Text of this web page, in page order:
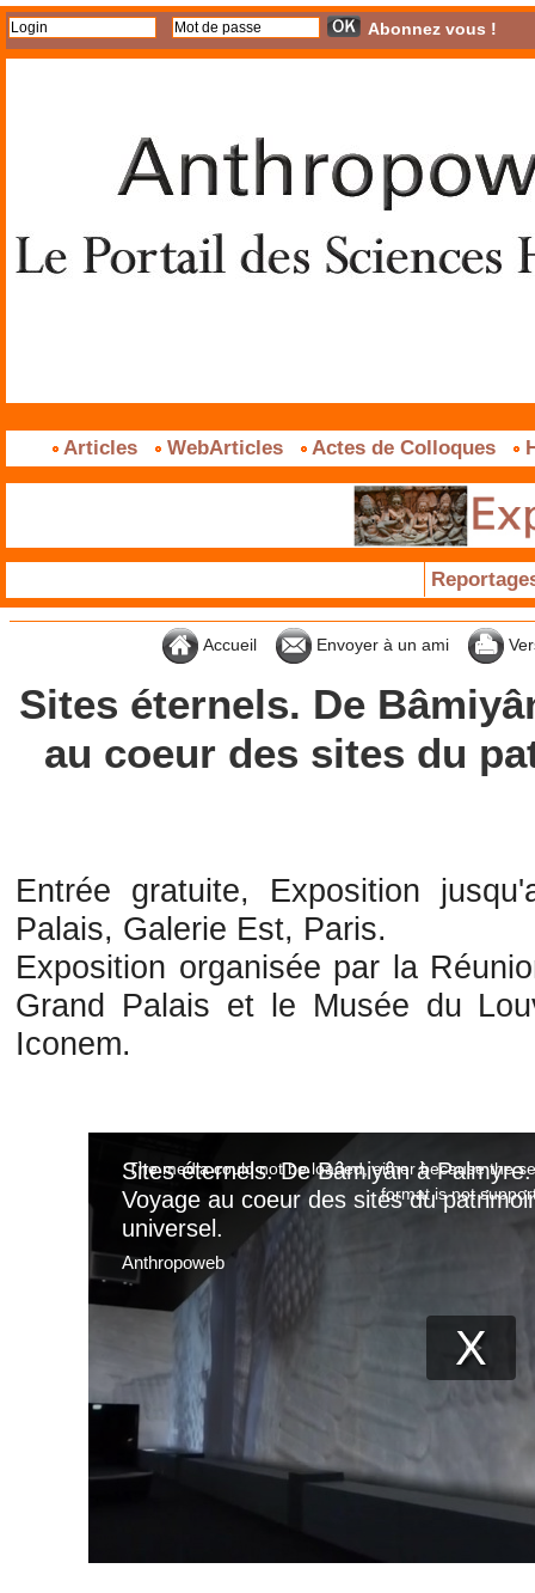
Abonnez vous !
Articles WebArticles Actes de Colloques
Accueil Envoyer à un ami
Sites éternels. De
au coeur des sites du
Entrée gratuite, Exposition
Palais, Galerie Est, Paris.
Exposition organisée par la
Grand Palais et le Musée du
Iconem.